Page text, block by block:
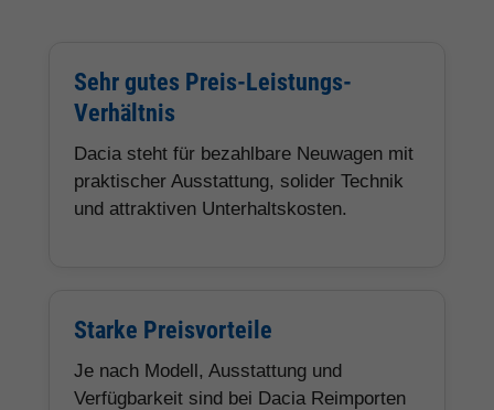
Sehr gutes Preis-Leistungs-
Verhältnis
Dacia steht für bezahlbare Neuwagen mit
praktischer Ausstattung, solider Technik
und attraktiven Unterhaltskosten.
Starke Preisvorteile
Je nach Modell, Ausstattung und
Verfügbarkeit sind bei Dacia Reimporten